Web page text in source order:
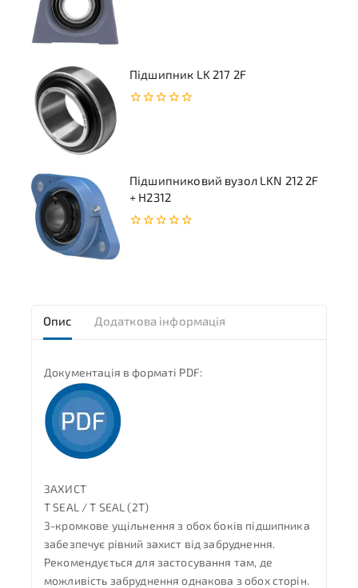
Підшипник LK 217 2F
Підшипниковий вузол LKN 212 2F
+ H2312
Опис Додаткова інформація
Документація в форматі PDF:
ЗАХИСТ
T SEAL / T SEAL (2T)
3-кромкове ущільнення з обох боків підшипника
забезпечує рівний захист від забруднення.
Рекомендується для застосування там, де
можливість забруднення однакова з обох сторін.